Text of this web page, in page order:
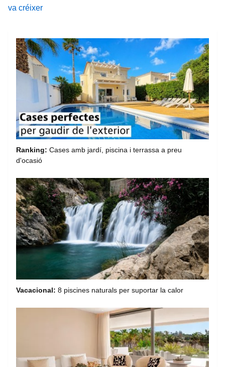
va créixer
Ranking: Cases amb jardí, piscina i terrassa a preu
d'ocasió
Vacacional: 8 piscines naturals per suportar la calor